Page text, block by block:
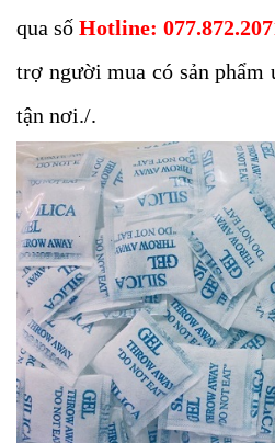
qua sốHotline:
trợ người mua có sản phẩm
tận nơi./.